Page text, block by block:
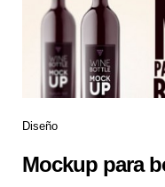
Diseño
Mockup para